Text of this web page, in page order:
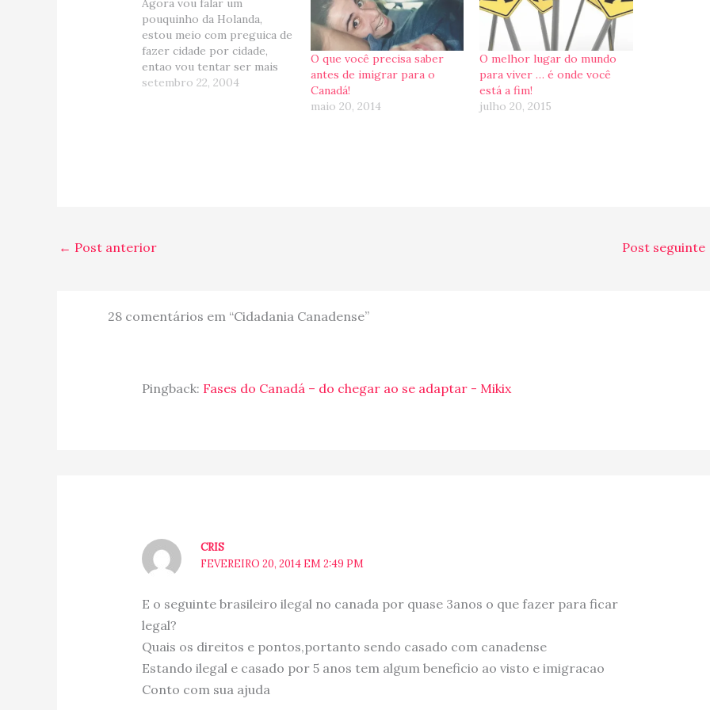
pouquinho da Holanda,
estou meio com preguica de
fazer cidade por cidade,
entao vou tentar ser mais
suscinta.... Enfim, Holanda eh
setembro 22, 2004
O que você precisa saber
antes de imigrar para o
Canadá!
maio 20, 2014
O melhor lugar do mundo
para viver … é onde você
está a fim!
julho 20, 2015
← Post anterior Post seguinte
28 comentários em “Cidadania Canadense”
Pingback: Fases do Canadá – do chegar ao se adaptar - Mikix
CRIS
FEVEREIRO 20, 2014 EM 2:49 PM
E o seguinte brasileiro ilegal no canada por quase 3anos o que fazer para ficar
legal?
Quais os direitos e pontos,portanto sendo casado com canadense
Estando ilegal e casado por 5 anos tem algum beneficio ao visto e imigracao
Conto com sua ajuda